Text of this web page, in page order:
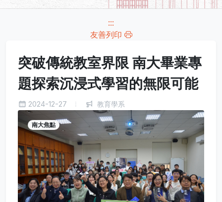
:::
友善列印
突破傳統教室界限 南大畢業專
題探索沉浸式學習的無限可能
2024-12-27 教育學系
南大焦點